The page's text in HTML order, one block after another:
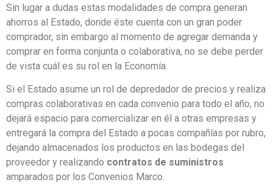
Sin lugar a dudas estas modalidades de compra generan
ahorros al Estado, donde éste cuenta con un gran poder
comprador, sin embargo al momento de agregar demanda y
comprar en forma conjunta o colaborativa, no se debe perder
de vista cuál es su rol en la Economía.
Si el Estado asume un rol de depredador de precios y realiza
compras colaborativas en cada convenio para todo el año, no
dejará espacio para comercializar en él a otras empresas y
entregará la compra del Estado a pocas compañías por rubro,
dejando almacenados los productos en las bodegas del
proveedor y realizando contratos de suministros
amparados por los Convenios Marco.